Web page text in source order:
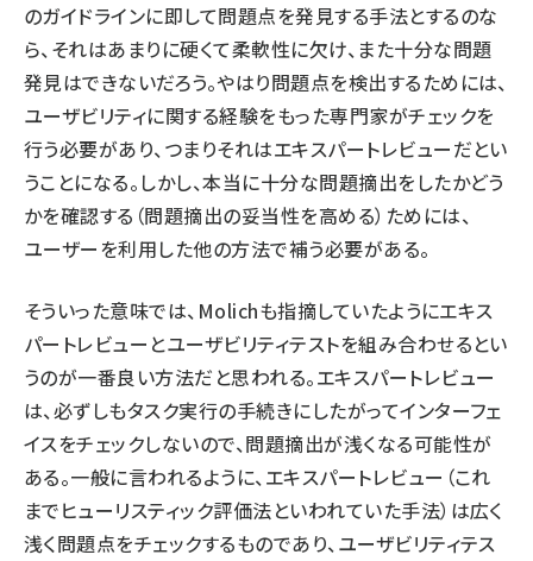
のガイドラインに即して問題点を発見する手法とするのな
ら、それはあまりに硬くて柔軟性に欠け、また十分な問題
発見はできないだろう。やはり問題点を検出するためには、
ユーザビリティに関する経験をもった専門家がチェックを
行う必要があり、つまりそれはエキスパートレビューだとい
うことになる。しかし、本当に十分な問題摘出をしたかどう
かを確認する（問題摘出の妥当性を高める）ためには、
ユーザーを利用した他の方法で補う必要がある。
そういった意味では、Molichも指摘していたようにエキス
パートレビューとユーザビリティテストを組み合わせるとい
うのが一番良い方法だと思われる。エキスパートレビュー
は、必ずしもタスク実行の手続きにしたがってインターフェ
イスをチェックしないので、問題摘出が浅くなる可能性が
ある。一般に言われるように、エキスパートレビュー（これ
までヒューリスティック評価法といわれていた手法）は広く
浅く問題点をチェックするものであり、ユーザビリティテス